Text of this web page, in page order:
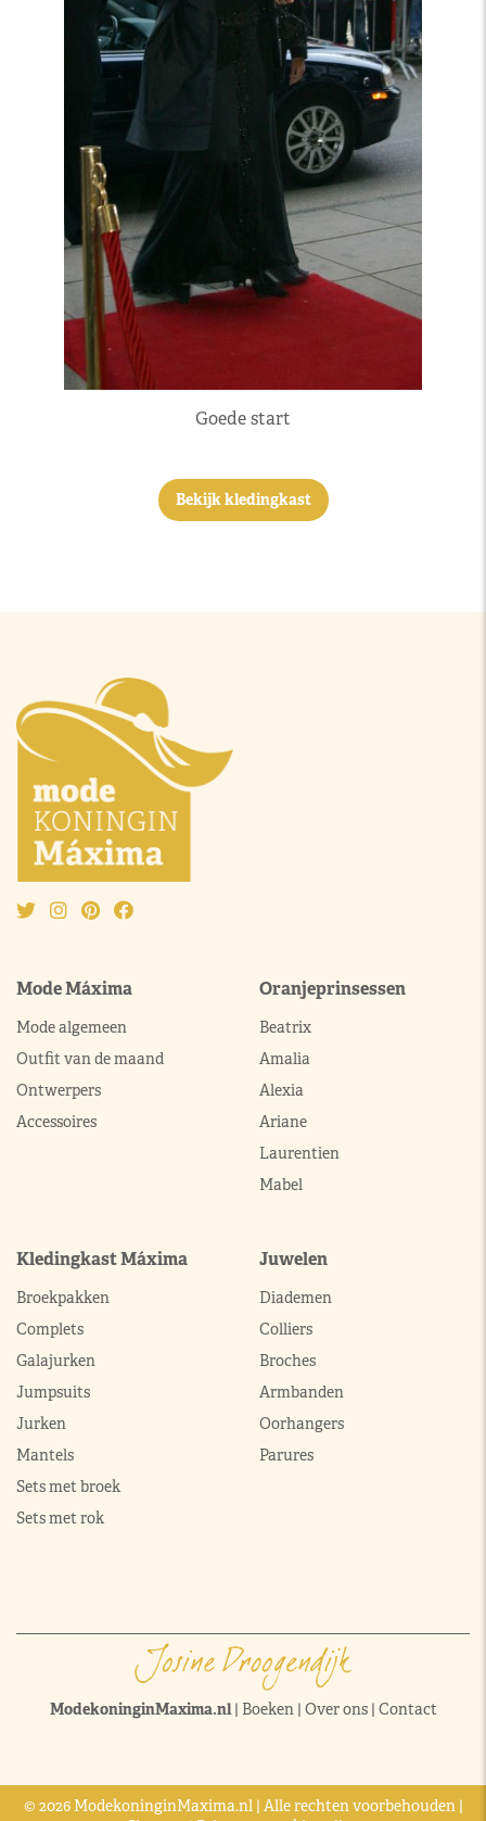
Goede start
Bekijk kledingkast
Mode Máxima
Mode algemeen
Outfit van de maand
Ontwerpers
Accessoires
Oranjeprinsessen
Beatrix
Amalia
Alexia
Ariane
Laurentien
Mabel
Kledingkast Máxima
Broekpakken
Complets
Galajurken
Jumpsuits
Jurken
Mantels
Sets met broek
Sets met rok
Juwelen
Diademen
Colliers
Broches
Armbanden
Oorhangers
Parures
ModekoninginMaxima.nl| Boeken| Over ons| Contact
© 2026 ModekoninginMaxima.nl | Alle rechten voorbehouden |